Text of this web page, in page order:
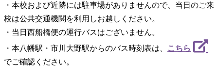
・本校および近隣には駐車場がありませんので、当日のご来
校は公共交通機関を利用しお越しください。
・当日西船橋便の運行バスはございません。
・本八幡駅・市川大野駅からのバス時刻表は、
こちら
でご確認ください。